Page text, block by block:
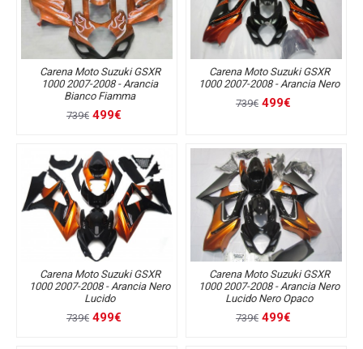
Carena Moto Suzuki GSXR
1000 2007-2008 - Arancia
Bianco Fiamma
739€ 499€
Carena Moto Suzuki GSXR
1000 2007-2008 - Arancia Nero
739€ 499€
Carena Moto Suzuki GSXR
1000 2007-2008 - Arancia Nero
Lucido
739€ 499€
Carena Moto Suzuki GSXR
1000 2007-2008 - Arancia Nero
Lucido Nero Opaco
739€ 499€